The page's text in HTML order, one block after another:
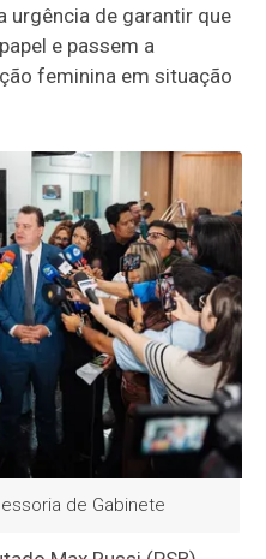
urgência de garantir que
e passem a
feminina em situação
de Gabinete